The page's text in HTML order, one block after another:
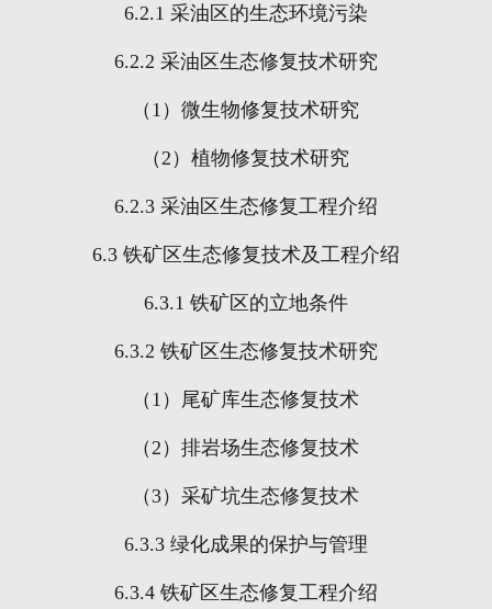
6.2.1 采油区的生态环境污染
6.2.2 采油区生态修复技术研究
（ 1 ）微生物修复技术研究
（ 2 ）植物修复技术研究
6.2.3 采油区生态修复工程介绍
6.3 铁矿区生态修复技术及工程介绍
6.3.1 铁矿区的立地条件
6.3.2 铁矿区生态修复技术研究
（ 1 ）尾矿库生态修复技术
（ 2 ）排岩场生态修复技术
（3）采矿坑生态修复技术
6.3.3 绿化成果的保护与管理
6.3.4 铁矿区生态修复工程介绍